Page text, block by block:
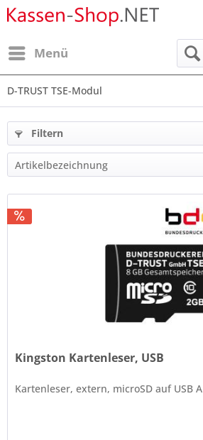
Menü
D-TRUST TSE-Modul
Filtern
Kingston Kartenleser, USB
Kartenleser, extern, microSD auf USB A